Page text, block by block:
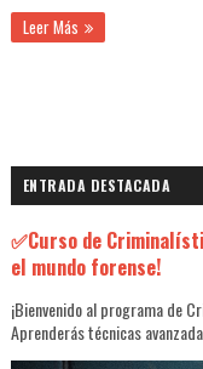
Leer Más
ENTRADA DESTACADA
✅Curso de
el mundo forense!
¡Bienvenido al programa de
Aprenderás técnicas